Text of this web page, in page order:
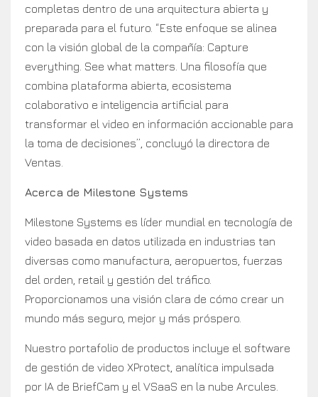
completas dentro de una arquitectura abierta y
preparada para el futuro. “Este enfoque se alinea
con la visión global de la compañía: Capture
everything. See what matters. Una filosofía que
combina plataforma abierta, ecosistema
colaborativo e inteligencia artificial para
transformar el video en información accionable para
la toma de decisiones”, concluyó la directora de
Ventas.
Acerca de Milestone Systems
Milestone Systems es líder mundial en tecnología de
video basada en datos utilizada en industrias tan
diversas como manufactura, aeropuertos, fuerzas
del orden, retail y gestión del tráfico.
Proporcionamos una visión clara de cómo crear un
mundo más seguro, mejor y más próspero.
Nuestro portafolio de productos incluye el software
de gestión de video XProtect, analítica impulsada
por IA de BriefCam y el VSaaS en la nube Arcules.